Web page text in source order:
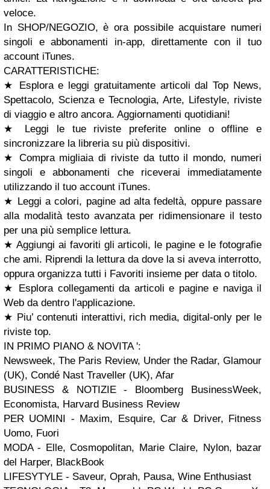
veloce.
In SHOP/NEGOZIO, è ora possibile acquistare numeri
singoli e abbonamenti in-app, direttamente con il tuo
account iTunes.
CARATTERISTICHE:
★ Esplora e leggi gratuitamente articoli dal Top News,
Spettacolo, Scienza e Tecnologia, Arte, Lifestyle, riviste
di viaggio e altro ancora. Aggiornamenti quotidiani!
★ Leggi le tue riviste preferite online o offline e
sincronizzare la libreria su più dispositivi.
★ Compra migliaia di riviste da tutto il mondo, numeri
singoli e abbonamenti che riceverai immediatamente
utilizzando il tuo account iTunes.
★ Leggi a colori, pagine ad alta fedeltà, oppure passare
alla modalità testo avanzata per ridimensionare il testo
per una più semplice lettura.
★ Aggiungi ai favoriti gli articoli, le pagine e le fotografie
che ami. Riprendi la lettura da dove la si aveva interrotto,
oppura organizza tutti i Favoriti insieme per data o titolo.
★ Esplora collegamenti da articoli e pagine e naviga il
Web da dentro l'applicazione.
★ Piu’ contenuti interattivi, rich media, digital-only per le
riviste top.
IN PRIMO PIANO & NOVITA ':
Newsweek, The Paris Review, Under the Radar, Glamour
(UK), Condé Nast Traveller (UK), Afar
BUSINESS & NOTIZIE - Bloomberg BusinessWeek,
Economista, Harvard Business Review
PER UOMINI - Maxim, Esquire, Car & Driver, Fitness
Uomo, Fuori
MODA - Elle, Cosmopolitan, Marie Claire, Nylon, bazar
del Harper, BlackBook
LIFESYTYLE - Saveur, Oprah, Pausa, Wine Enthusiast